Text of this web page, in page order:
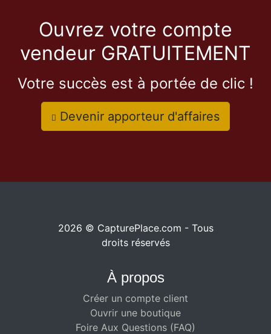
Ouvrez votre compte
vendeur GRATUITEMENT
Votre succès est à portée de clic !
Devenir apporteur d'affaires
2026 © CapturePlace.com - Tous
droits réservés
À propos
Créer un compte client
Ouvrir une boutique
Foire Aux Questions (FAQ)